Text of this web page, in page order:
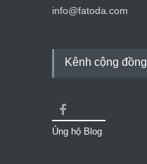
info@fatoda.com
Kênh cộng đồng
Ủng hộ Blog